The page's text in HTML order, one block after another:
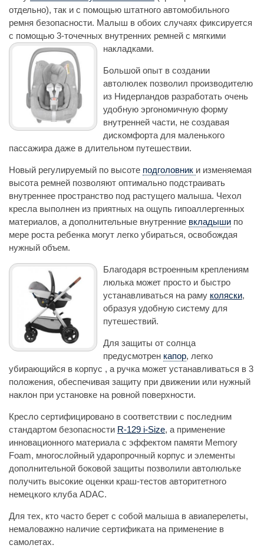
отдельно), так и с помощью штатного автомобильного
ремня безопасности. Малыш в обоих случаях фиксируется
с помощью 3-точечных внутренних ремней с мягкими
накладками.
Большой опыт в создании
автолюлек позволил производителю
из Нидерландов разработать очень
удобную эргономичную форму
внутренней части, не создавая
дискомфорта для маленького
пассажира даже в длительном путешествии.
Новый регулируемый по высоте подголовник и изменяемая
высота ремней позволяют оптимально подстраивать
внутреннее пространство под растущего малыша. Чехол
кресла выполнен из приятных на ощупь гипоаллергенных
материалов, а дополнительные внутренние вкладыши по
мере роста ребенка могут легко убираться, освобождая
нужный объем.
Благодаря встроенным креплениям
люлька может просто и быстро
устанавливаться на раму коляски,
образуя удобную систему для
путешествий.
Для защиты от солнца
предусмотрен капор, легко
убирающийся в корпус , а ручка может устанавливаться в 3
положения, обеспечивая защиту при движении или нужный
наклон при установке на ровной поверхности.
Кресло сертифицировано в соответствии с последним
стандартом безопасности R-129 i-Size, а применение
инновационного материала с эффектом памяти Memory
Foam, многослойный ударопрочный корпус и элементы
дополнительной боковой защиты позволили автолюльке
получить высокие оценки краш-тестов авторитетного
немецкого клуба ADAC.
Для тех, кто часто берет с собой малыша в авиаперелеты,
немаловажно наличие сертификата на применение в
самолетах.